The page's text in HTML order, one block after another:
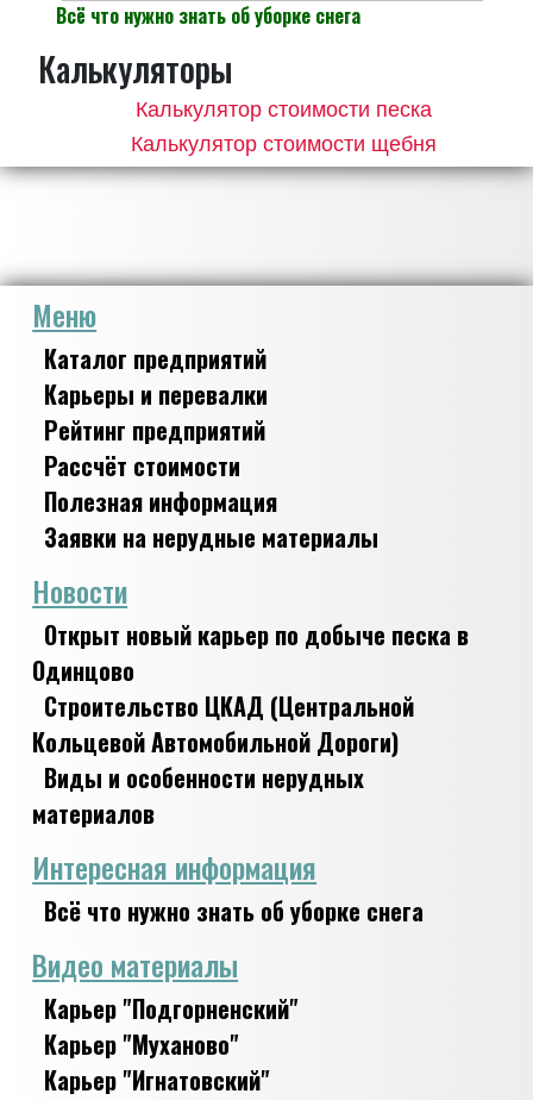
Всё что нужно знать об уборке снега
Калькуляторы
Калькулятор стоимости песка
Калькулятор стоимости щебня
Меню
Каталог предприятий
Карьеры и перевалки
Рейтинг предприятий
Рассчёт стоимости
Полезная информация
Заявки на нерудные материалы
Новости
Открыт новый карьер по добыче песка в
Одинцово
Строительство ЦКАД (Центральной
Кольцевой Автомобильной Дороги)
Виды и особенности нерудных
материалов
Интересная информация
Всё что нужно знать об уборке снега
Видео материалы
Карьер "Подгорненский"
Карьер "Муханово"
Карьер "Игнатовский"